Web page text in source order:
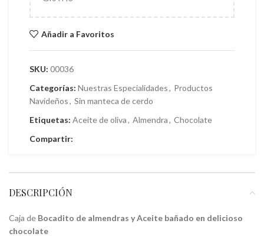
Añadir a Favoritos
SKU: 00036
Categorías: Nuestras Especialidades, Productos
Navideños, Sin manteca de cerdo
Etiquetas: Aceite de oliva, Almendra, Chocolate
Compartir:
DESCRIPCIÓN
Caja de Bocadito de almendras y Aceite bañado en delicioso
chocolate